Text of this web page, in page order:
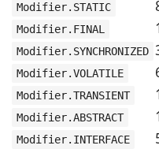
Modifier.STATIC
Modifier.FINAL
Modifier.SYNCHRONIZED
Modifier.VOLATILE
Modifier.TRANSIENT
Modifier.ABSTRACT
Modifier.INTERFACE